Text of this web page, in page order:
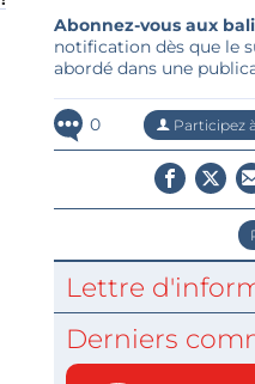
Abonnez-vous aux
notification dès que le
abordé dans une
0 Participez
Lettre
Derniers